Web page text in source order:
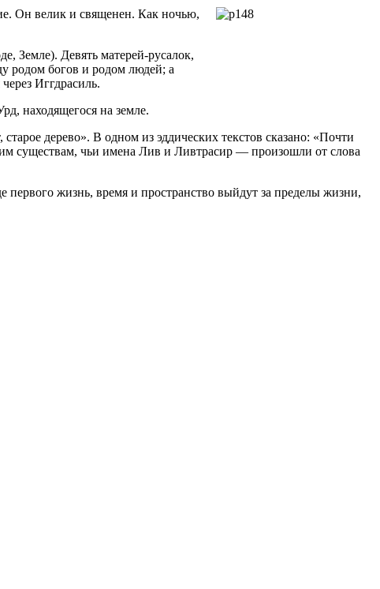
Он велик и священен. Как ночью,
Земле). Девять матерей-русалок,
родом богов и родом людей; а
Иггдрасиль.
находящегося на земле.
дерево». В одном из эддических текстов сказано: «Почти
существам, чьи имена Лив и Ливтрасир — произошли от слова
первого жизнь, время и пространство выйдут за пределы жизни,